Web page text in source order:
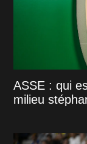
ASSE : qui
milieu